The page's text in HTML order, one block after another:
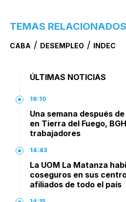
TEMAS RELACIONADOS
CABA / DESEMPLEO / INDEC
ÚLTIMAS NOTICIAS
16:10
Una semana después
en Tierra del Fuego,
trabajadores
14:43
La UOM La Matanza
coseguros en sus
afiliados de todo el país